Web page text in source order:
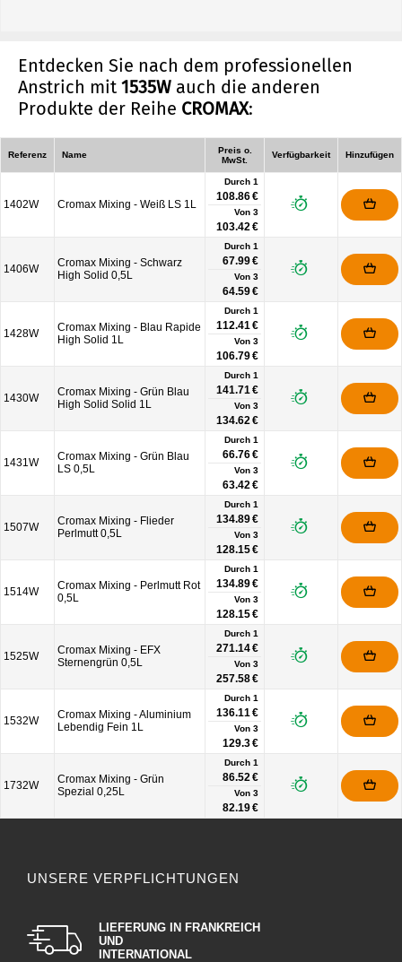
Entdecken Sie nach dem professionellen
Anstrich mit 1535W auch die anderen
Produkte der Reihe CROMAX:
Referenz Name
Preis o.
MwSt.
Verfügbarkeit Hinzufügen
1402W Cromax Mixing - Weiß LS 1L
Durch 1
108.86 €
Von 3
103.42 €
1406W
Cromax Mixing - Schwarz
High Solid 0,5L
Durch 1
67.99 €
Von 3
64.59 €
1428W
Cromax Mixing - Blau Rapide
High Solid 1L
Durch 1
112.41 €
Von 3
106.79 €
1430W
Cromax Mixing - Grün Blau
High Solid Solid 1L
Durch 1
141.71 €
Von 3
134.62 €
1431W
Cromax Mixing - Grün Blau
LS 0,5L
Durch 1
66.76 €
Von 3
63.42 €
1507W
Cromax Mixing - Flieder
Perlmutt 0,5L
Durch 1
134.89 €
Von 3
128.15 €
1514W
Cromax Mixing - Perlmutt Rot
0,5L
Durch 1
134.89 €
Von 3
128.15 €
1525W
Cromax Mixing - EFX
Sternengrün 0,5L
Durch 1
271.14 €
Von 3
257.58 €
1532W
Cromax Mixing - Aluminium
Lebendig Fein 1L
Durch 1
136.11 €
Von 3
129.3 €
1732W
Cromax Mixing - Grün
Spezial 0,25L
Durch 1
86.52 €
Von 3
82.19 €
UNSERE VERPFLICHTUNGEN
LIEFERUNG IN FRANKREICH
UND
INTERNATIONAL